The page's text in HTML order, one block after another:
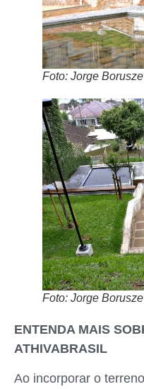
Foto: Jorge
Foto: Jorge
ENTENDA MAIS
ATHIVABRASIL
Ao incorporar o